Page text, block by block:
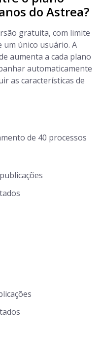
do Astrea?
gratuita, com limite
um único usuário. A
aumenta a cada plano
automaticamente
as características de
de 40 processos